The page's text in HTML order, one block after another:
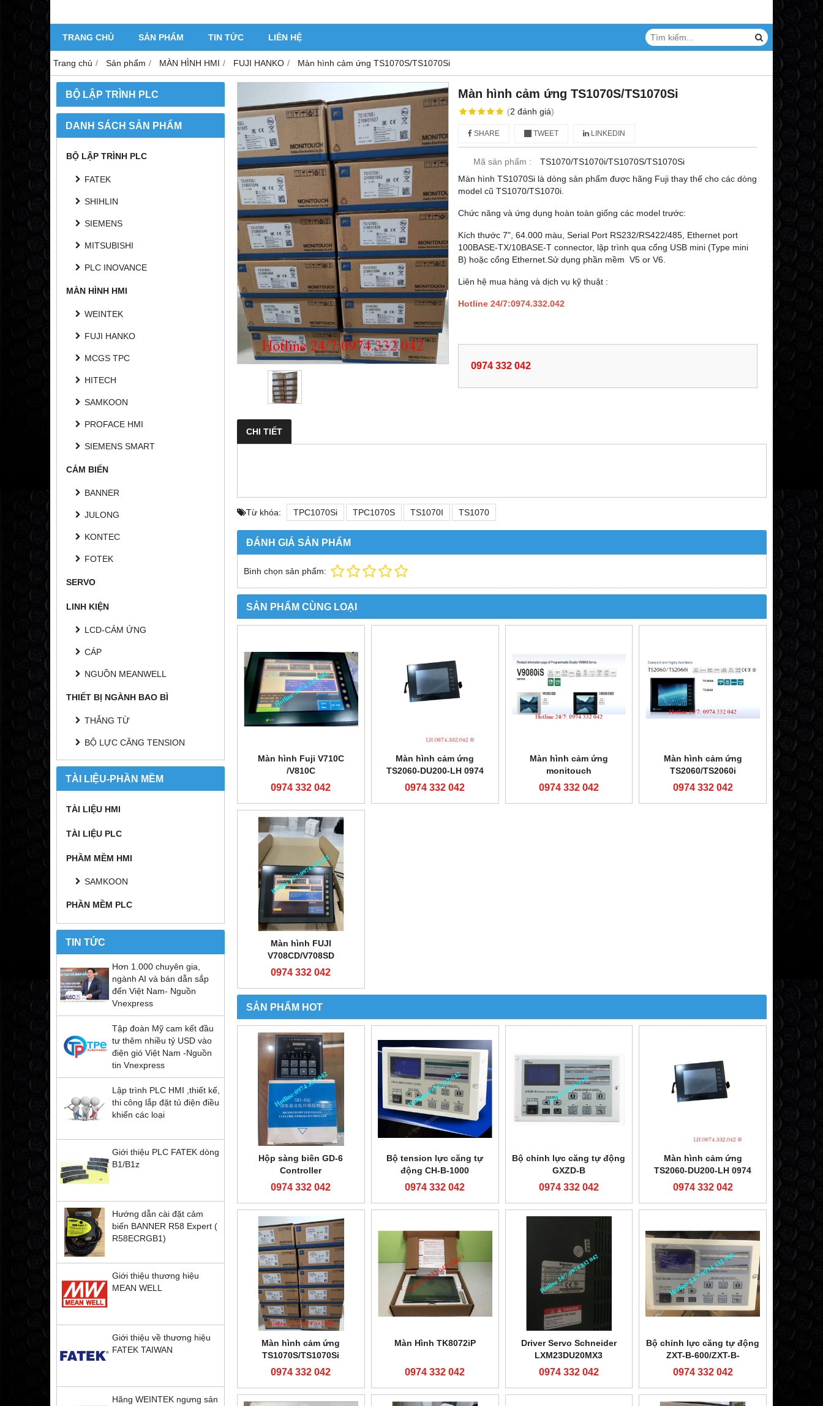
TRANG CHỦ SẢN PHẨM TIN TỨC LIÊN HỆ
Trang chủ Sản phẩm MÀN HÌNH HMI FUJI HANKO Màn hình cảm ứng TS1070S/TS1070Si
BỘ LẬP TRÌNH PLC
DANH SÁCH SẢN PHẨM
BỘ LẬP TRÌNH PLC
FATEK
SHIHLIN
SIEMENS
MITSUBISHI
PLC INOVANCE
MÀN HÌNH HMI
WEINTEK
FUJI HANKO
MCGS TPC
HITECH
SAMKOON
PROFACE HMI
SIEMENS SMART
CẢM BIẾN
BANNER
JULONG
KONTEC
FOTEK
SERVO
LINH KIỆN
LCD-CẢM ỨNG
CÁP
NGUỒN MEANWELL
THIẾT BỊ NGÀNH BAO BÌ
THẮNG TỪ
BỘ LỰC CĂNG TENSION
TÀI LIỆU-PHẦN MỀM
TÀI LIỆU HMI
TÀI LIỆU PLC
PHẦM MỀM HMI
SAMKOON
PHẦN MỀM PLC
TIN TỨC
Hơn 1.000 chuyên gia,
ngành AI và bán dẫn sắp
đến Việt Nam- Nguồn
Vnexpress
Tập đoàn Mỹ cam kết đầu
tư thêm nhiều tỷ USD vào
điện gió Việt Nam -Nguồn
tin Vnexpress
Lập trình PLC HMI ,thiết kế,
thi công lắp đặt tủ điện điều
khiển các loại
Giới thiệu PLC FATEK dòng
B1/B1z
Hướng dẫn cài đặt cảm
biến BANNER R58 Expert (
R58ECRGB1)
Giới thiệu thương hiệu
MEAN WELL
Giới thiệu về thương hiệu
FATEK TAIWAN
Hãng WEINTEK ngưng sản
Màn hình cảm ứng TS1070S/TS1070Si
(2 đánh giá)
SHARE TWEET LINKEDIN
Mã sản phẩm :
TS1070/TS1070i/TS1070S/TS1070Si
Màn hình TS1070Si là dòng sản phẩm được hãng Fuji thay thế cho các dòng
model cũ TS1070/TS1070i.
Chức năng và ứng dụng hoàn toàn giống các model trước:
Kích thước 7", 64.000 màu, Serial Port RS232/RS422/485, Ethernet port
100BASE-TX/10BASE-T connector, lập trình qua cổng USB mini (Type mini
B) hoặc cổng Ethernet.Sử dụng phần mềm V5 or V6.
Liên hệ mua hàng và dịch vụ kỹ thuật :
Hotline 24/7:0974.332.042
0974 332 042
CHI TIẾT
Từ khóa: TPC1070Si TPC1070S TS1070I TS1070
ĐÁNH GIÁ SẢN PHẨM
Bình chọn sản phẩm:
SẢN PHẨM CÙNG LOẠI
Màn hình Fuji V710C
/V810C
0974 332 042
Màn hình cảm ứng
TS2060-DU200-LH 0974
332 042
0974 332 042
Màn hình cảm ứng
monitouch
V9080ISD/V9080ISBD
0974 332 042
Màn hình cảm ứng
TS2060/TS2060i
0974 332 042
Màn hình FUJI
V708CD/V708SD
0974 332 042
SẢN PHẨM HOT
Hộp sàng biên GD-6
Controller
0974 332 042
Bộ tension lực căng tự
động CH-B-1000
0974 332 042
Bộ chỉnh lực căng tự động
GXZD-B
0974 332 042
Màn hình cảm ứng
TS2060-DU200-LH 0974
332 042
0974 332 042
Màn hình cảm ứng
TS1070S/TS1070Si
0974 332 042
Màn Hình TK8072iP
0974 332 042
Driver Servo Schneider
LXM23DU20MX3
0974 332 042
Bộ chỉnh lực căng tự động
ZXT-B-600/ZXT-B-
1000/ZXT-C-600/ZXT-C-
0974 332 042